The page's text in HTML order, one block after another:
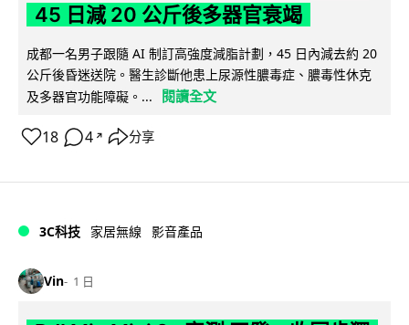
45 日減 20 公斤後多器官衰竭
成都一名男子跟隨 AI 制訂高強度減脂計劃，45 日內減去約 20
公斤後昏迷送院。醫生診斷他患上尿源性膿毒症、膿毒性休克
及多器官功能障礙。...
閱讀全文
18 4 ↗ 分享
3C科技 家居無線 影音產品
Vin 1 日